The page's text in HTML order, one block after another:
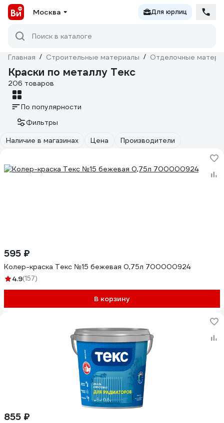
Москва Для юрлиц
Поиск в каталоге
Главная / Строительные материалы / Отделочные
Краски по металлу Текс
206 товаров
По популярности
Фильтры
Наличие в магазинах
Цена Производители
595 ₽
Колер-краска Текс №15 бежевая 0,75л 700000924
4.9(157)
В корзину
855 ₽